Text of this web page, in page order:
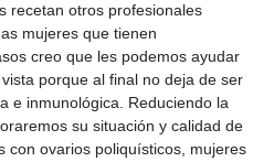
recetan otros profesionales
mujeres que tienen
creo que les podemos ayudar
porque al final no deja de ser
e inmunológica. Reduciendo la
su situación y calidad de
con ovarios poliquísticos, mujeres